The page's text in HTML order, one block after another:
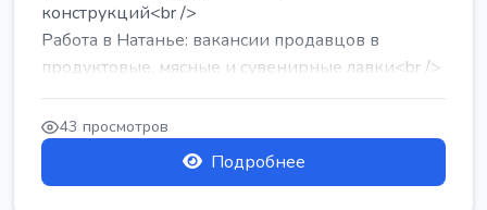
конструкций<br />
Работа в Натанье: вакансии продавцов в
продуктовые, мясные и сувенирные лавки<br />
Разнорабочий на сборку м...
43 просмотров
Подробнее